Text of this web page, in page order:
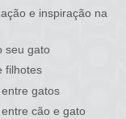
e inspiração na
seu gato
filhotes
gatos
cão e gato